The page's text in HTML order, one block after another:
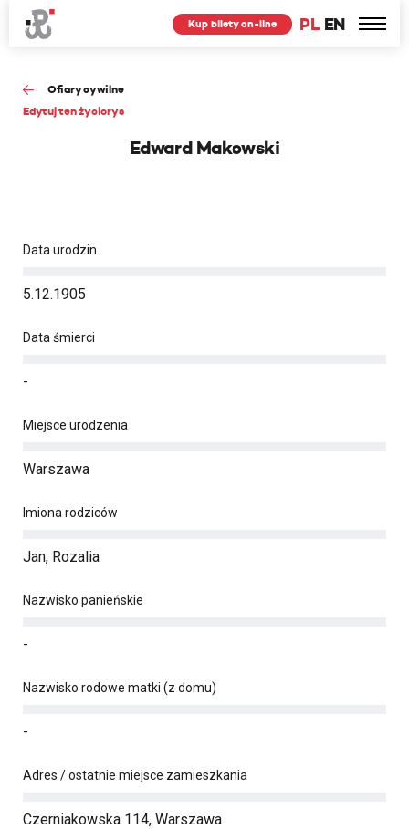
PL EN
Kup bilety on-line
Ofiary cywilne
Edytuj ten życiorys
Edward Makowski
Data urodzin
5.12.1905
Data śmierci
-
Miejsce urodzenia
Warszawa
Imiona rodziców
Jan, Rozalia
Nazwisko panieńskie
-
Nazwisko rodowe matki (z domu)
-
Adres / ostatnie miejsce zamieszkania
Czerniakowska 114, Warszawa